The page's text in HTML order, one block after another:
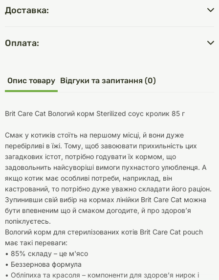
Доставка:
Оплата:
Опис товару Відгуки та запитання (0)
Brit Care Cat Вологий корм Sterilized соус кролик 85 г
Смак у котиків стоїть на першому місці, й вони дуже
перебірливі в їжі. Тому, щоб завоювати прихильність цих
загадкових істот, потрібно годувати їх кормом, що
задовольнить найсуворіші вимоги пухнастого улюбленця. А
якщо котик має особливі потреби, наприклад, він
кастрований, то потрібно дуже уважно складати його раціон.
Зупинивши свій вибір на кормах лінійки Brit Care Cat можна
бути впевненим що й смаком догодите, й про здоров’я
попіклуєтесь.
Вологий корм для стерилізованих котів Brit Care Cat pouch
має такі переваги:
• 85% складу – це м'ясо
• Беззернова формула
• Обліпиха та красоля – компоненти для здоров’я нирок і